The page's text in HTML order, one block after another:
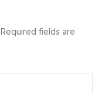
Required fields are